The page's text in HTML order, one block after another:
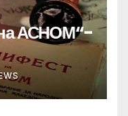
на АСНОМ“-